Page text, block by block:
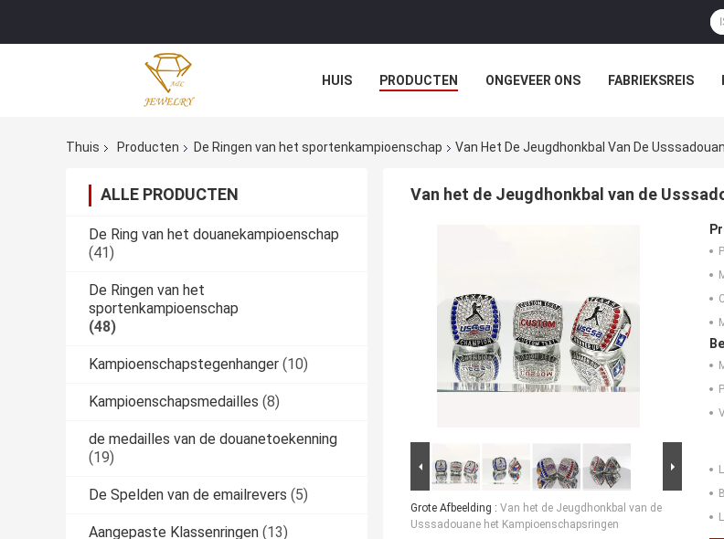
HUIS PRODUCTEN ONGEVEER ONS FABRIEKSREIS
Thuis Producten De Ringen van het sportenkampioenschap Van Het De Jeugdhonkbal Van De
ALLE PRODUCTEN
De Ring van het douanekampioenschap
(41)
De Ringen van het
sportenkampioenschap
(48)
Kampioenschapstegenhanger (10)
Kampioenschapsmedailles (8)
de medailles van de douanetoekenning
(19)
De Spelden van de emailrevers (5)
Aangepaste Klassenringen (13)
Van het de Jeugdhonkbal van de
Grote Afbeelding : Van het de Jeugdhonkbal van de
Usssadouane het Kampioenschapsringen